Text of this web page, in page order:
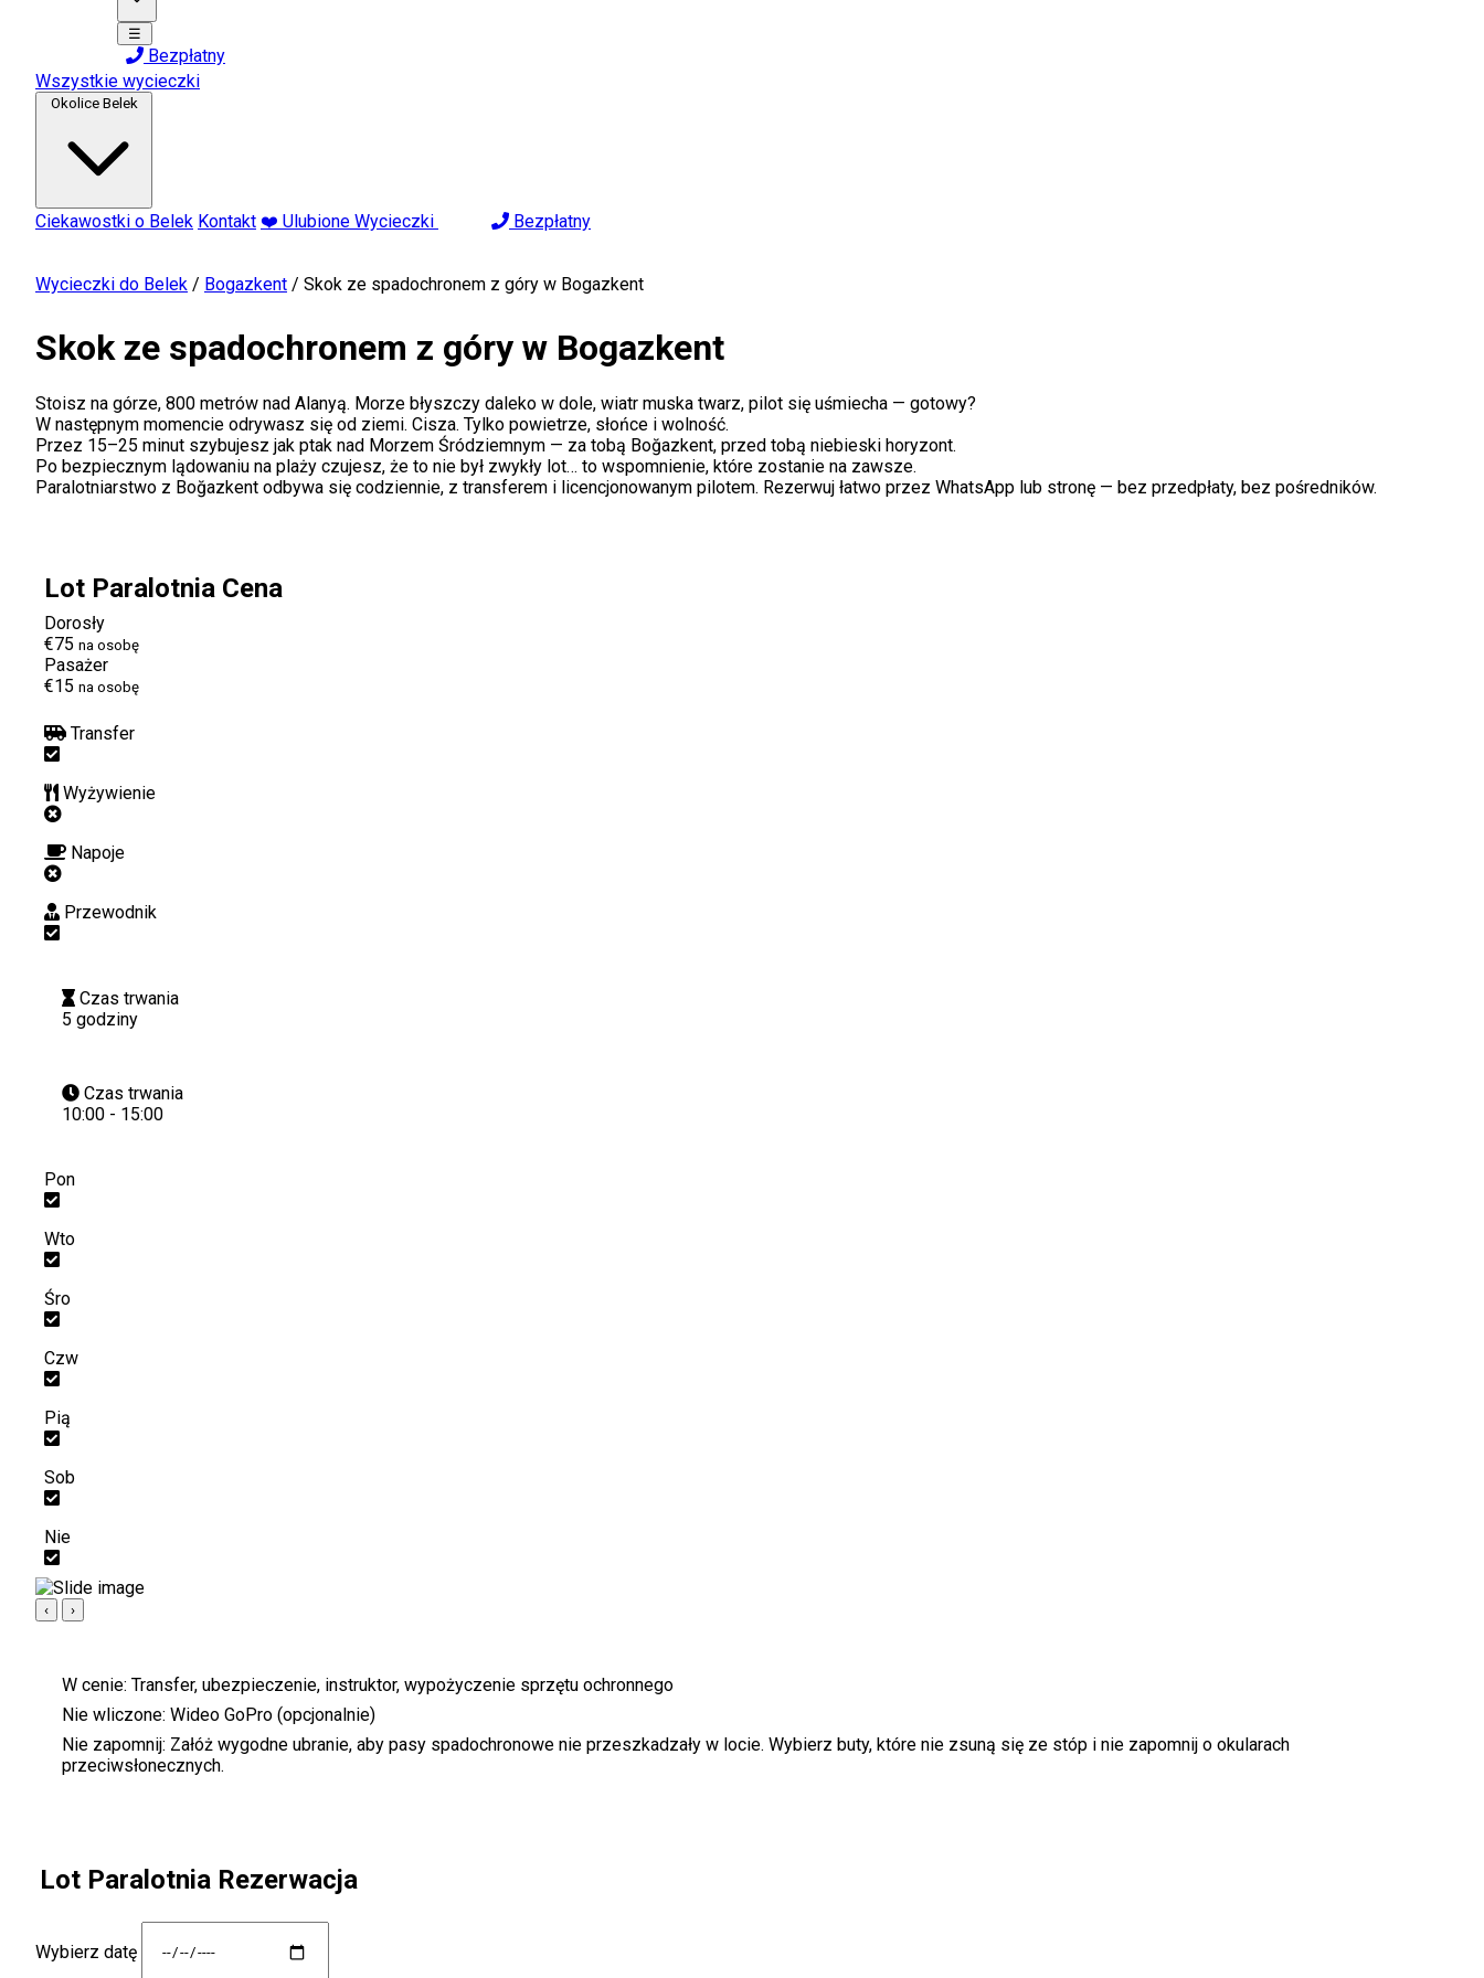
☰
Bezpłatny
Wszystkie wycieczki
Okolice Belek
Ciekawostki o Belek Kontakt ❤️ Ulubione Wycieczki Bezpłatny
Wycieczki do Belek / Bogazkent / Skok ze spadochronem z góry w Bogazkent
Skok ze spadochronem z góry w Bogazkent
Stoisz na górze, 800 metrów nad Alanyą. Morze błyszczy daleko w dole, wiatr muska twarz, pilot się uśmiecha — gotowy?
W następnym momencie odrywasz się od ziemi. Cisza. Tylko powietrze, słońce i wolność.
Przez 15–25 minut szybujesz jak ptak nad Morzem Śródziemnym — za tobą Boğazkent, przed tobą niebieski horyzont.
Po bezpiecznym lądowaniu na plaży czujesz, że to nie był zwykły lot… to wspomnienie, które zostanie na zawsze.
Paralotniarstwo z Boğazkent odbywa się codziennie, z transferem i licencjonowanym pilotem. Rezerwuj łatwo przez WhatsApp lub stronę — bez przedpłaty, bez pośredników.
Lot Paralotnia Cena
Dorosły
€75 na osobę
Pasażer
€15 na osobę
Transfer
Wyżywienie
Napoje
Przewodnik
Czas trwania
5 godziny
Czas trwania
10:00 - 15:00
Pon
Wto
Śro
Czw
Pią
Sob
Nie
‹ ›
W cenie: Transfer, ubezpieczenie, instruktor, wypożyczenie sprzętu ochronnego
Nie wliczone: Wideo GoPro (opcjonalnie)
Nie zapomnij: Załóż wygodne ubranie, aby pasy spadochronowe nie przeszkadzały w locie. Wybierz buty, które nie zsuną się ze stóp i nie zapomnij o okularach
przeciwsłonecznych.
Lot Paralotnia Rezerwacja
Wybierz datę